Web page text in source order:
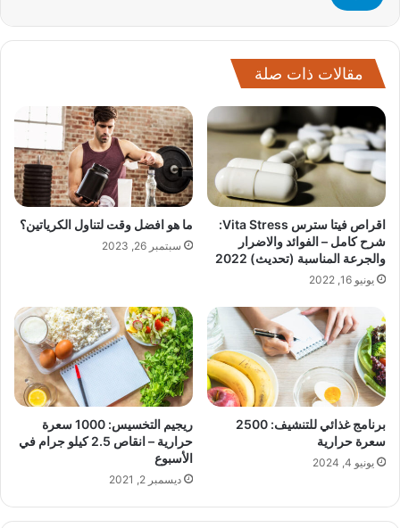
مقالات ذات صلة
اقراص فيتا سترس Vita Stress:
شرح كامل – الفوائد والاضرار
والجرعة المناسبة (تحديث) 2022
يونيو 16, 2022
ما هو افضل وقت لتناول الكرياتين؟
سبتمبر 26, 2023
برنامج غذائي للتنشيف: 2500
سعرة حرارية
يونيو 4, 2024
ريجيم التخسيس: 1000 سعرة
حرارية – انقاص 2.5 كيلو جرام في
الأسبوع
ديسمبر 2, 2021